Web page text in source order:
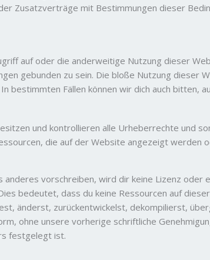
Zusatzverträge mit Bestimmungen dieser
auf oder die anderweitige Nutzung dieser
gebunden zu sein. Die bloße Nutzung dieser
bestimmten Fällen können wir dich auch bitten,
und kontrollieren alle Urheberrechte und
die auf der Website angezeigt werden
anderes vorschreiben, wird dir keine Lizenz
bedeutet, dass du keine Ressourcen auf
änderst, zurückentwickelst, dekompilierst,
ohne unsere vorherige schriftliche
festgelegt ist.